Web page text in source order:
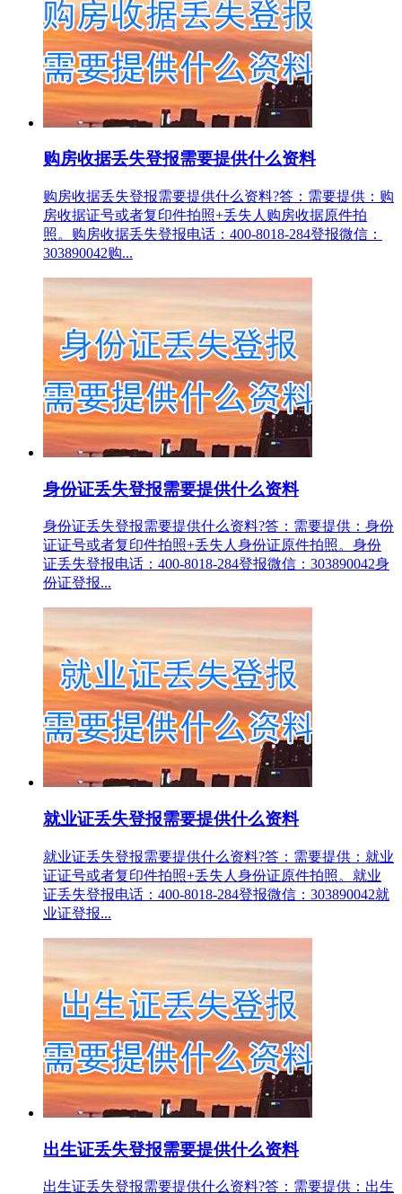
购房收据丢失登报需要提供什么资料
购房收据丢失登报需要提供什么资料?答：需要提供：购
房收据证号或者复印件拍照+丢失人购房收据原件拍
照。购房收据丢失登报电话：400-8018-284登报微信：
303890042购...
身份证丢失登报需要提供什么资料
身份证丢失登报需要提供什么资料?答：需要提供：身份
证证号或者复印件拍照+丢失人身份证原件拍照。身份
证丢失登报电话：400-8018-284登报微信：303890042身
份证登报...
就业证丢失登报需要提供什么资料
就业证丢失登报需要提供什么资料?答：需要提供：就业
证证号或者复印件拍照+丢失人身份证原件拍照。就业
证丢失登报电话：400-8018-284登报微信：303890042就
业证登报...
出生证丢失登报需要提供什么资料
出生证丢失登报需要提供什么资料?答：需要提供：出生